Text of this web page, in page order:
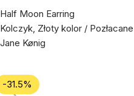
Half Moon Earring
Kolczyk, Złoty kolor /
Jane Kønig
-31.5%